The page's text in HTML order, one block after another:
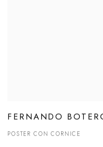
FERNANDO
POSTER CON CORNICE